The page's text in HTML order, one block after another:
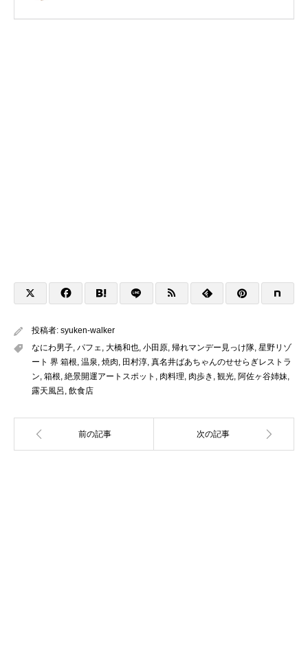
投稿者: syuken-walker
なにわ男子, パフェ, 大橋和也, 小田原, 帰れマンデー見っけ隊, 星野リゾ
ート 界 箱根, 温泉, 焼肉, 田村淳, 真名井ばあちゃんのせせらぎレストラ
ン, 箱根, 絶景開運アートスポット , 肉料理, 肉歩き , 観光, 阿佐ヶ谷姉妹,
露天風呂, 飲食店